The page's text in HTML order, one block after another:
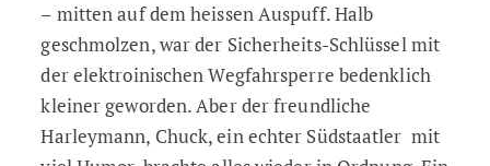
– mitten auf dem heissen Auspuff. Halb
geschmolzen, war der Sicherheits-Schlüssel mit
der elektroinischen Wegfahrsperre bedenklich
kleiner geworden. Aber der freundliche
Harleymann, Chuck, ein echter Südstaatler mit